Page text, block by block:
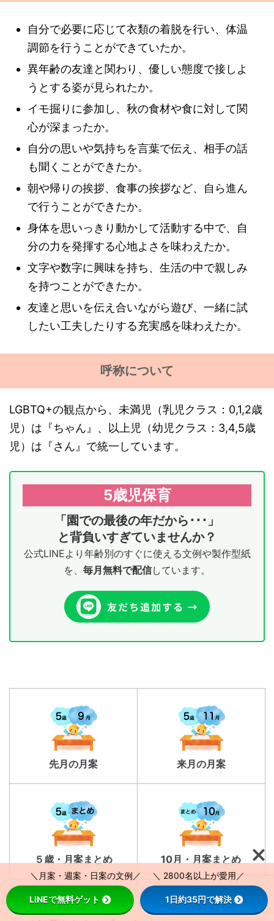
自分で必要に応じて衣類の着脱を行い、体温
調節を行うことができていたか。
異年齢の友達と関わり、優しい態度で接しよ
うとする姿が見られたか。
イモ掘りに参加し、秋の食材や食に対して関
心が深まったか。
自分の思いや気持ちを言葉で伝え、相手の話
も聞くことができたか。
朝や帰りの挨拶、食事の挨拶など、自ら進ん
で行うことができたか。
身体を思いっきり動かして活動する中で、自
分の力を発揮する心地よさを味わえたか。
文字や数字に興味を持ち、生活の中で親しみ
を持つことができたか。
友達と思いを伝え合いながら遊び、一緒に試
したい工夫したりする充実感を味わえたか。
呼称について
LGBTQ+の観点から、未満児（乳児クラス：0,1,2歳
児）は『ちゃん』、以上児（幼児クラス：3,4,5歳
児）は『さん』で統一しています。
5歳児保育
「園での最後の年だから･･･」
と背負いすぎていませんか？
公式LINEより年齢別のすぐに使える文例や製作型紙
を、 毎月無料で配信しています。
先月の月案 来月の月案
５歳・月案まとめ 10月・月案まとめ
＼月案・週案・日案の文例／ ＼ 2800名以上が愛用／
LINEで無料ゲット 1日約35円で解決